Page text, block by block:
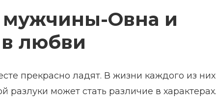
мужчины-Овна и
любви
прекрасно ладят. В жизни каждого из них
разлуки может стать различие в